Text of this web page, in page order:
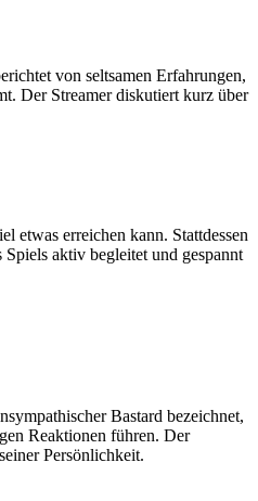
von seltsamen Erfahrungen,
Der Streamer diskutiert kurz über
etwas erreichen kann. Stattdessen
aktiv begleitet und gespannt
Bastard bezeichnet,
Reaktionen führen. Der
Persönlichkeit.